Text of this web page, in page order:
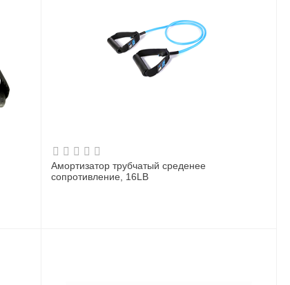
Амортизатор трубчатый среденее
сопротивление, 16LB